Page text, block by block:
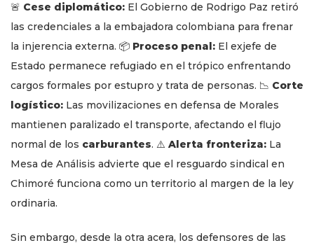
🚨 Cese diplomático: El Gobierno de Rodrigo Paz retiró
las credenciales a la embajadora colombiana para frenar
la injerencia externa. 📦 Proceso penal: El exjefe de
Estado permanece refugiado en el trópico enfrentando
cargos formales por estupro y trata de personas. 📉 Corte
logístico: Las movilizaciones en defensa de Morales
mantienen paralizado el transporte, afectando el flujo
normal de los carburantes. ⚠️ Alerta fronteriza: La
Mesa de Análisis advierte que el resguardo sindical en
Chimoré funciona como un territorio al margen de la ley
ordinaria.
Sin embargo, desde la otra acera, los defensores de las